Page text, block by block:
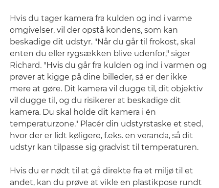
Hvis du tager kamera fra kulden og ind i varme
omgivelser, vil der opstå kondens, som kan
beskadige dit udstyr. "Når du går til frokost, skal
enten du eller rygsækken blive udenfor," siger
Richard. "Hvis du går fra kulden og ind i varmen og
prøver at kigge på dine billeder, så er der ikke
mere at gøre. Dit kamera vil dugge til, dit objektiv
vil dugge til, og du risikerer at beskadige dit
kamera. Du skal holde dit kamera i én
temperaturzone." Placér din udstyrstaske et sted,
hvor der er lidt køligere, f.eks. en veranda, så dit
udstyr kan tilpasse sig gradvist til temperaturen.
Hvis du er nødt til at gå direkte fra et miljø til et
andet, kan du prøve at vikle en plastikpose rundt